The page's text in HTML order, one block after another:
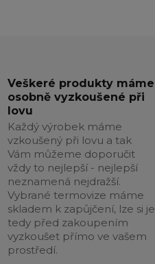
Veškeré produkty máme
osobně vyzkoušené při
lovu
Každý výrobek máme
vzkoušený při lovu a tak
Vám můžeme doporučit
vždy to nejlepší - nejlepší
neznamená nejdražší.
Vybrané termovize máme
skladem k zapůjčení, lze si je
tedy před zakoupením
vyzkoušet přímo ve vašem
prostředí.